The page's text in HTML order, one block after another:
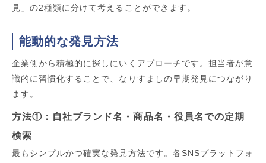
見」の2種類に分けて考えることができます。
能動的な発見方法
企業側から積極的に探しにいくアプローチです。担当者が意
識的に習慣化することで、なりすましの早期発見につながり
ます。
方法①：自社ブランド名・商品名・役員名での定期
検索
最もシンプルかつ確実な発見方法です。各SNSプラットフォ